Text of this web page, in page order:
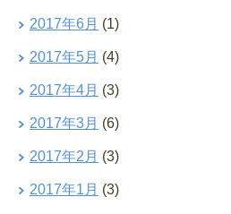
2017年6月 (1)
2017年5月 (4)
2017年4月 (3)
2017年3月 (6)
2017年2月 (3)
2017年1月 (3)